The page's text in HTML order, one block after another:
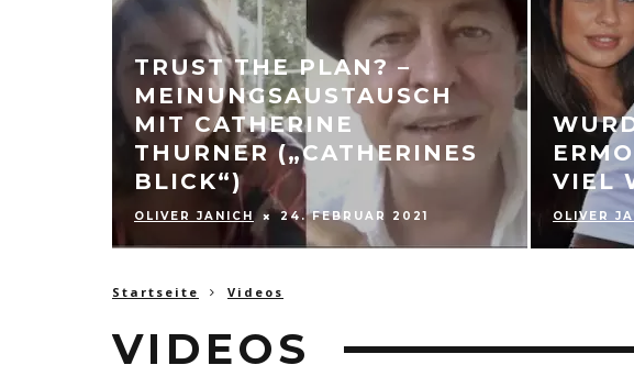
TRUST THE PLAN? –
MEINUNGSAUSTAUSCH
MIT CATHERINE
THURNER („CATHERINES
BLICK“)
OLIVER JANICH 24. FEBRUAR 2021
VIEL
OLIVER
Startseite Videos
VIDEOS